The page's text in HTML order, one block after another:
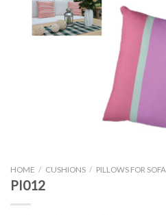
HOME / CUSHIONS / PILLOWS FOR SOFA
PI012